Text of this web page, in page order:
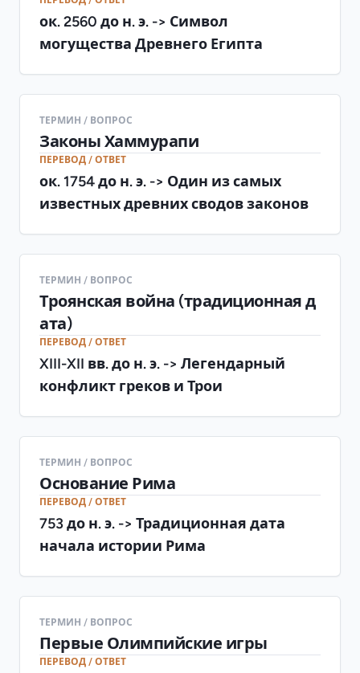
ок. 2560 до н. э. -> Символ
могущества Древнего Египта
ТЕРМИН / ВОПРОС
Законы Хаммурапи
ПЕРЕВОД / ОТВЕТ
ок. 1754 до н. э. -> Один из самых
известных древних сводов законов
ТЕРМИН / ВОПРОС
Троянская война (традиционная д
ата)
ПЕРЕВОД / ОТВЕТ
XIII-XII вв. до н. э. -> Легендарный
конфликт греков и Трои
ТЕРМИН / ВОПРОС
Основание Рима
ПЕРЕВОД / ОТВЕТ
753 до н. э. -> Традиционная дата
начала истории Рима
ТЕРМИН / ВОПРОС
Первые Олимпийские игры
ПЕРЕВОД / ОТВЕТ